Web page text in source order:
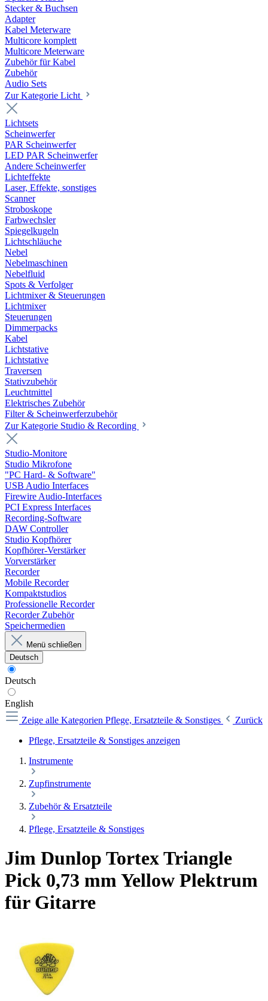
Stecker & Buchsen
Adapter
Kabel Meterware
Multicore komplett
Multicore Meterware
Zubehör für Kabel
Zubehör
Audio Sets
Zur Kategorie Licht
Lichtsets
Scheinwerfer
PAR Scheinwerfer
LED PAR Scheinwerfer
Andere Scheinwerfer
Lichteffekte
Laser, Effekte, sonstiges
Scanner
Stroboskope
Farbwechsler
Spiegelkugeln
Lichtschläuche
Nebel
Nebelmaschinen
Nebelfluid
Spots & Verfolger
Lichtmixer & Steuerungen
Lichtmixer
Steuerungen
Dimmerpacks
Kabel
Lichtstative
Lichtstative
Traversen
Stativzubehör
Leuchtmittel
Elektrisches Zubehör
Filter & Scheinwerferzubehör
Zur Kategorie Studio & Recording
Studio-Monitore
Studio Mikrofone
"PC Hard- & Software"
USB Audio Interfaces
Firewire Audio-Interfaces
PCI Express Interfaces
Recording-Software
DAW Controller
Studio Kopfhörer
Kopfhörer-Verstärker
Vorverstärker
Recorder
Mobile Recorder
Kompaktstudios
Professionelle Recorder
Recorder Zubehör
Speichermedien
Menü schließen
Deutsch
Deutsch
English
Zeige alle Kategorien Pflege, Ersatzteile & Sonstiges
Zurück
Pflege, Ersatzteile & Sonstiges anzeigen
Instrumente
Zupfinstrumente
Zubehör & Ersatzteile
Pflege, Ersatzteile & Sonstiges
Jim Dunlop Tortex Triangle
Pick 0,73 mm Yellow Plektrum
für Gitarre